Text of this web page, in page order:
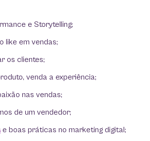
e Storytelling;
like em vendas;
os clientes;
venda a experiência;
nas vendas;
de um vendedor;
e boas práticas no marketing digital;